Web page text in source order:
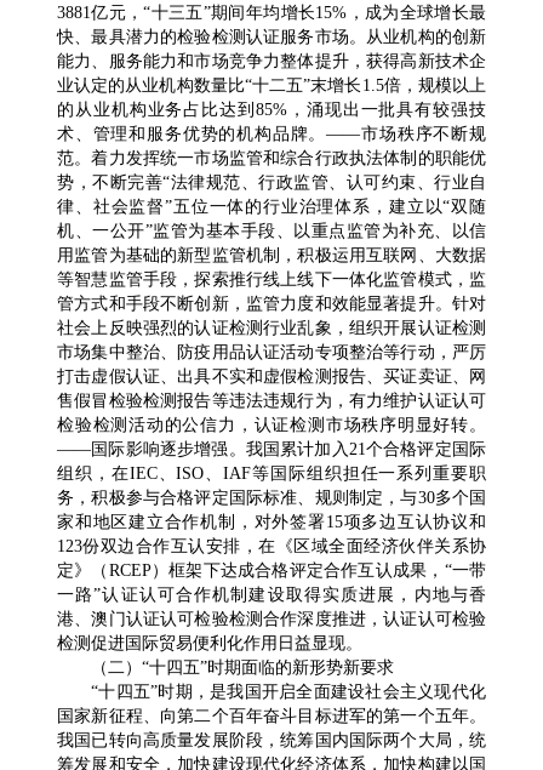
3881亿元，“十三五”期间年均增长15%，成为全球增长最
快、最具潜力的检验检测认证服务市场。从业机构的创新
能力、服务能力和市场竞争力整体提升，获得高新技术企
业认定的从业机构数量比“十二五”末增长1.5倍，规模以上
的从业机构业务占比达到85%，涌现出一批具有较强技
术、管理和服务优势的机构品牌。——市场秩序不断规
范。着力发挥统一市场监管和综合行政执法体制的职能优
势，不断完善“法律规范、行政监管、认可约束、行业自
律、社会监督”五位一体的行业治理体系，建立以“双随
机、一公开”监管为基本手段、以重点监管为补充、以信
用监管为基础的新型监管机制，积极运用互联网、大数据
等智慧监管手段，探索推行线上线下一体化监管模式，监
管方式和手段不断创新，监管力度和效能显著提升。针对
社会上反映强烈的认证检测行业乱象，组织开展认证检测
市场集中整治、防疫用品认证活动专项整治等行动，严厉
打击虚假认证、出具不实和虚假检测报告、买证卖证、网
售假冒检验检测报告等违法违规行为，有力维护认证认可
检验检测活动的公信力，认证检测市场秩序明显好转。
——国际影响逐步增强。我国累计加入21个合格评定国际
组织，在IEC、ISO、IAF等国际组织担任一系列重要职
务，积极参与合格评定国际标准、规则制定，与30多个国
家和地区建立合作机制，对外签署15项多边互认协议和
123份双边合作互认安排，在《区域全面经济伙伴关系协
定》（RCEP）框架下达成合格评定合作互认成果，“一带
一路”认证认可合作机制建设取得实质进展，内地与香
港、澳门认证认可检验检测合作深度推进，认证认可检验
检测促进国际贸易便利化作用日益显现。
（二）“十四五”时期面临的新形势新要求
“十四五”时期，是我国开启全面建设社会主义现代化
国家新征程、向第二个百年奋斗目标进军的第一个五年。
我国已转向高质量发展阶段，统筹国内国际两个大局，统
筹发展和安全，加快建设现代化经济体系，加快构建以国